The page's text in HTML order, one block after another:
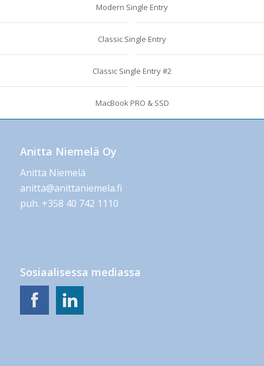
Modern Single Entry
Classic Single Entry
Classic Single Entry #2
MacBook PRO & SSD
Anitta Niemelä Oy
Anitta Niemelä
anitta@anittaniemela.fi
puh. +358 40 742 1110
Sosiaalisessa mediassa